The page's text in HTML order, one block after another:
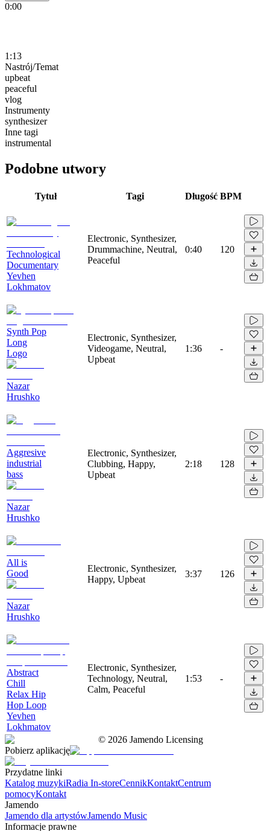
0:00
1:13
Nastrój/Temat
upbeat
peaceful
vlog
Instrumenty
synthesizer
Inne tagi
instrumental
Podobne utwory
Tytuł Tagi Długość BPM
Technological
Documentary
Yevhen
Lokhmatov
Electronic, Synthesizer,
Drummachine, Neutral,
Peaceful
0:40 120
Synth Pop
Long
Logo
Nazar
Hrushko
Electronic, Synthesizer,
Videogame, Neutral,
Upbeat
1:36 -
Aggresive
industrial
bass
Nazar
Hrushko
Electronic, Synthesizer,
Clubbing, Happy,
Upbeat
2:18 128
All is
Good
Nazar
Hrushko
Electronic, Synthesizer,
Happy, Upbeat
3:37 126
Abstract
Chill
Relax Hip
Hop Loop
Yevhen
Lokhmatov
Electronic, Synthesizer,
Technology, Neutral,
Calm, Peaceful
1:53 -
© 2026 Jamendo Licensing
Pobierz aplikację
Przydatne linki
Katalog muzykiRadia In-storeCennikKontaktCentrum
pomocyKontakt
Jamendo
Jamendo dla artystówJamendo Music
Informacje prawne